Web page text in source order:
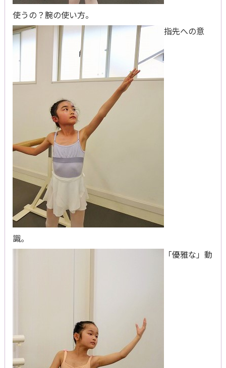
使うの？腕の使い方。
指先への意
識。
「優雅な」動